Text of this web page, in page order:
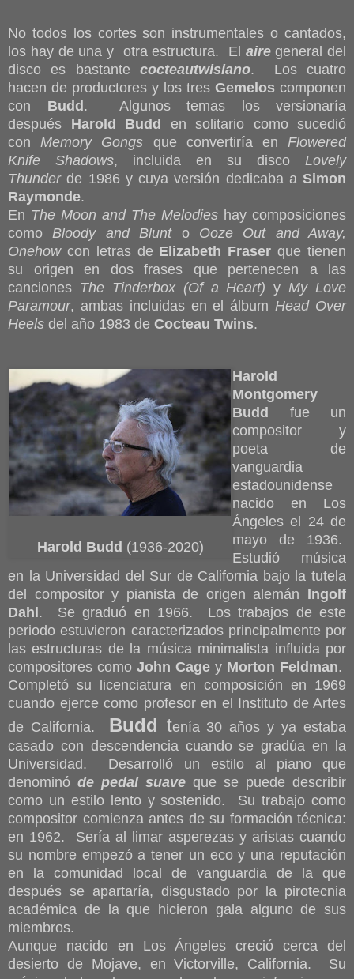
No todos los cortes son instrumentales o cantados,
los hay de una y otra estructura. El airegeneral del
disco es bastante cocteautwisiano. Los cuatro
hacen de productores y los tres Gemelos componen
con Budd. Algunos temas los versionaría
después Harold Budd en solitario como sucedió
con Memory Gongs que convertiría en Flowered
Knife Shadows, incluida en su disco Lovely
Thunderde 1986 y cuya versión dedicaba a Simon
Raymonde.
En The Moon and The Melodies hay composiciones
como Bloody and Blunto Ooze Out and Away,
Onehowcon letras de Elizabeth Fraser que tienen
su origen en dos frases que pertenecen a las
canciones The Tinderbox (Of a Heart) y My Love
Paramour, ambas incluidas en el álbum Head Over
Heels del año 1983 de Cocteau Twins.
Harold Budd (1936-2020)
Harold
Montgomery
Budd fue un
compositor y
poeta de
vanguardia
estadounidense
nacido en Los
Ángeles el 24 de
mayo de 1936.
Estudió música
en la Universidad del Sur de California bajo la tutela
del compositor y pianista de origen alemán Ingolf
Dahl. Se graduó en 1966. Los trabajos de este
periodo estuvieron caracterizados principalmente por
las estructuras de la música minimalista influida por
compositores como John Cage y Morton Feldman.
Completó su licenciatura en composición en 1969
cuando ejerce como profesor en el Instituto de Artes
de California. Budd tenía 30 años y ya estaba
casado con descendencia cuando se gradúa en la
Universidad. Desarrolló un estilo al piano que
denominó de pedal suave que se puede describir
como un estilo lento y sostenido. Su trabajo como
compositor comienza antes de su formación técnica:
en 1962. Sería al limar asperezas y aristas cuando
su nombre empezó a tener un eco y una reputación
en la comunidad local de vanguardia de la que
después se apartaría, disgustado por la pirotecnia
académica de la que hicieron gala alguno de sus
miembros.
Aunque nacido en Los Ángeles creció cerca del
desierto de Mojave, en Victorville, California. Su